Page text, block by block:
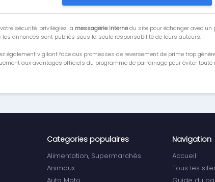
sécurité, privilégiez la messagerie internedu site pour échanger avec un
les annonces sont publiés sous la seule responsabilité de leurs auteurs.
également vigilant face aux promesses de reversement de prime trop
aux avantages officiels du programme de parrainage pour éviter toute
Categories populaires
Alimentation, Supermarchés
Animaux
Navigation
Accueil
Tous les